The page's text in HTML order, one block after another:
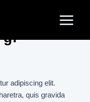
Menu
gf
adipiscing elit.
quis gravida